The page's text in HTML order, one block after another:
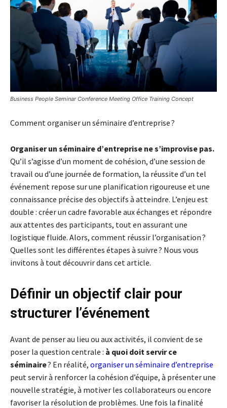
Business People Seminar Conference Meeting Office Training Concept
Comment organiser un séminaire d’entreprise ?
Organiser un séminaire d’entreprise ne s’improvise pas.
Qu’il s’agisse d’un moment de cohésion, d’une session de
travail ou d’une journée de formation, la réussite d’un tel
événement repose sur une planification rigoureuse et une
connaissance précise des objectifs à atteindre. L’enjeu est
double : créer un cadre favorable aux échanges et répondre
aux attentes des participants, tout en assurant une
logistique fluide. Alors, comment réussir l’organisation ?
Quelles sont les différentes étapes à suivre ? Nous vous
invitons à tout découvrir dans cet article.
Définir un objectif clair pour
structurer l’événement
Avant de penser au lieu ou aux activités, il convient de se
poser la question centrale : à quoi doit servir ce
séminaire? En réalité, organiser un séminaire d’entreprise
peut servir à renforcer la cohésion d’équipe, à présenter une
nouvelle stratégie, à motiver les collaborateurs ou encore
favoriser la résolution de problèmes. Une fois la finalité